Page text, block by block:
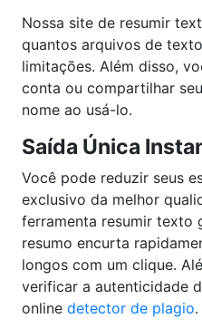
Nossa site de resumir
quantos arquivos de
limitações. Além disso,
conta ou compartilhar
nome ao usá-lo.
Saída Única
Você pode reduzir seus
exclusivo da melhor
ferramenta resumir texto
resumo encurta
longos com um clique.
verificar a autenticidade
online detector de plagio.